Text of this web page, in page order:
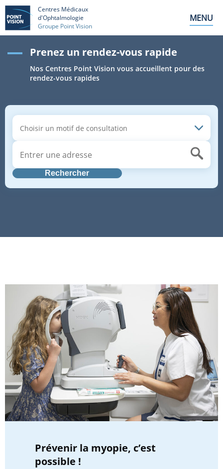
Centres Médicaux
d'Ophtalmologie
Groupe Point Vision
MENU
Prenez un rendez-vous rapide
Nos Centres Point Vision vous accueillent pour des
rendez-vous rapides
Rechercher
Prévenir la myopie, c’est
possible !